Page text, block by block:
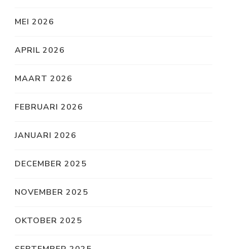
MEI 2026
APRIL 2026
MAART 2026
FEBRUARI 2026
JANUARI 2026
DECEMBER 2025
NOVEMBER 2025
OKTOBER 2025